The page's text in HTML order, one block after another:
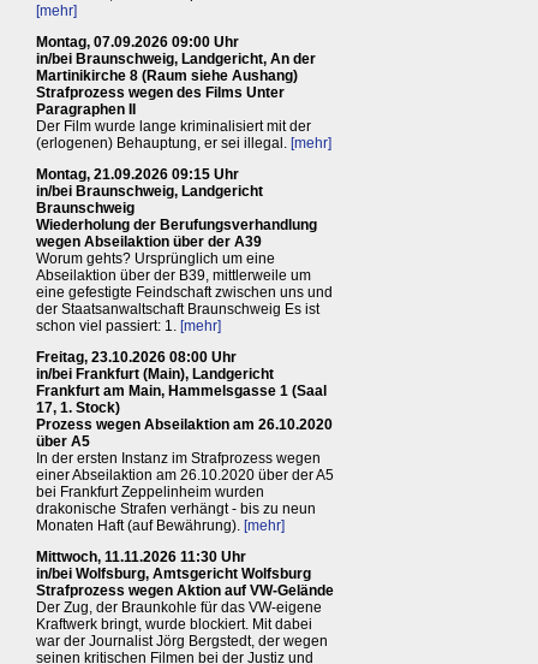
[mehr]
Montag, 07.09.2026 09:00 Uhr
in/bei Braunschweig, Landgericht, An der
Martinikirche 8 (Raum siehe Aushang)
Strafprozess wegen des Films Unter
Paragraphen II
Der Film wurde lange kriminalisiert mit der
(erlogenen) Behauptung, er sei illegal. [mehr]
Montag, 21.09.2026 09:15 Uhr
in/bei Braunschweig, Landgericht
Braunschweig
Wiederholung der Berufungsverhandlung
wegen Abseilaktion über der A39
Worum gehts? Ursprünglich um eine
Abseilaktion über der B39, mittlerweile um
eine gefestigte Feindschaft zwischen uns und
der Staatsanwaltschaft Braunschweig Es ist
schon viel passiert: 1. [mehr]
Freitag, 23.10.2026 08:00 Uhr
in/bei Frankfurt (Main), Landgericht
Frankfurt am Main, Hammelsgasse 1 (Saal
17, 1. Stock)
Prozess wegen Abseilaktion am 26.10.2020
über A5
In der ersten Instanz im Strafprozess wegen
einer Abseilaktion am 26.10.2020 über der A5
bei Frankfurt Zeppelinheim wurden
drakonische Strafen verhängt - bis zu neun
Monaten Haft (auf Bewährung). [mehr]
Mittwoch, 11.11.2026 11:30 Uhr
in/bei Wolfsburg, Amtsgericht Wolfsburg
Strafprozess wegen Aktion auf VW-Gelände
Der Zug, der Braunkohle für das VW-eigene
Kraftwerk bringt, wurde blockiert. Mit dabei
war der Journalist Jörg Bergstedt, der wegen
seinen kritischen Filmen bei der Justiz und